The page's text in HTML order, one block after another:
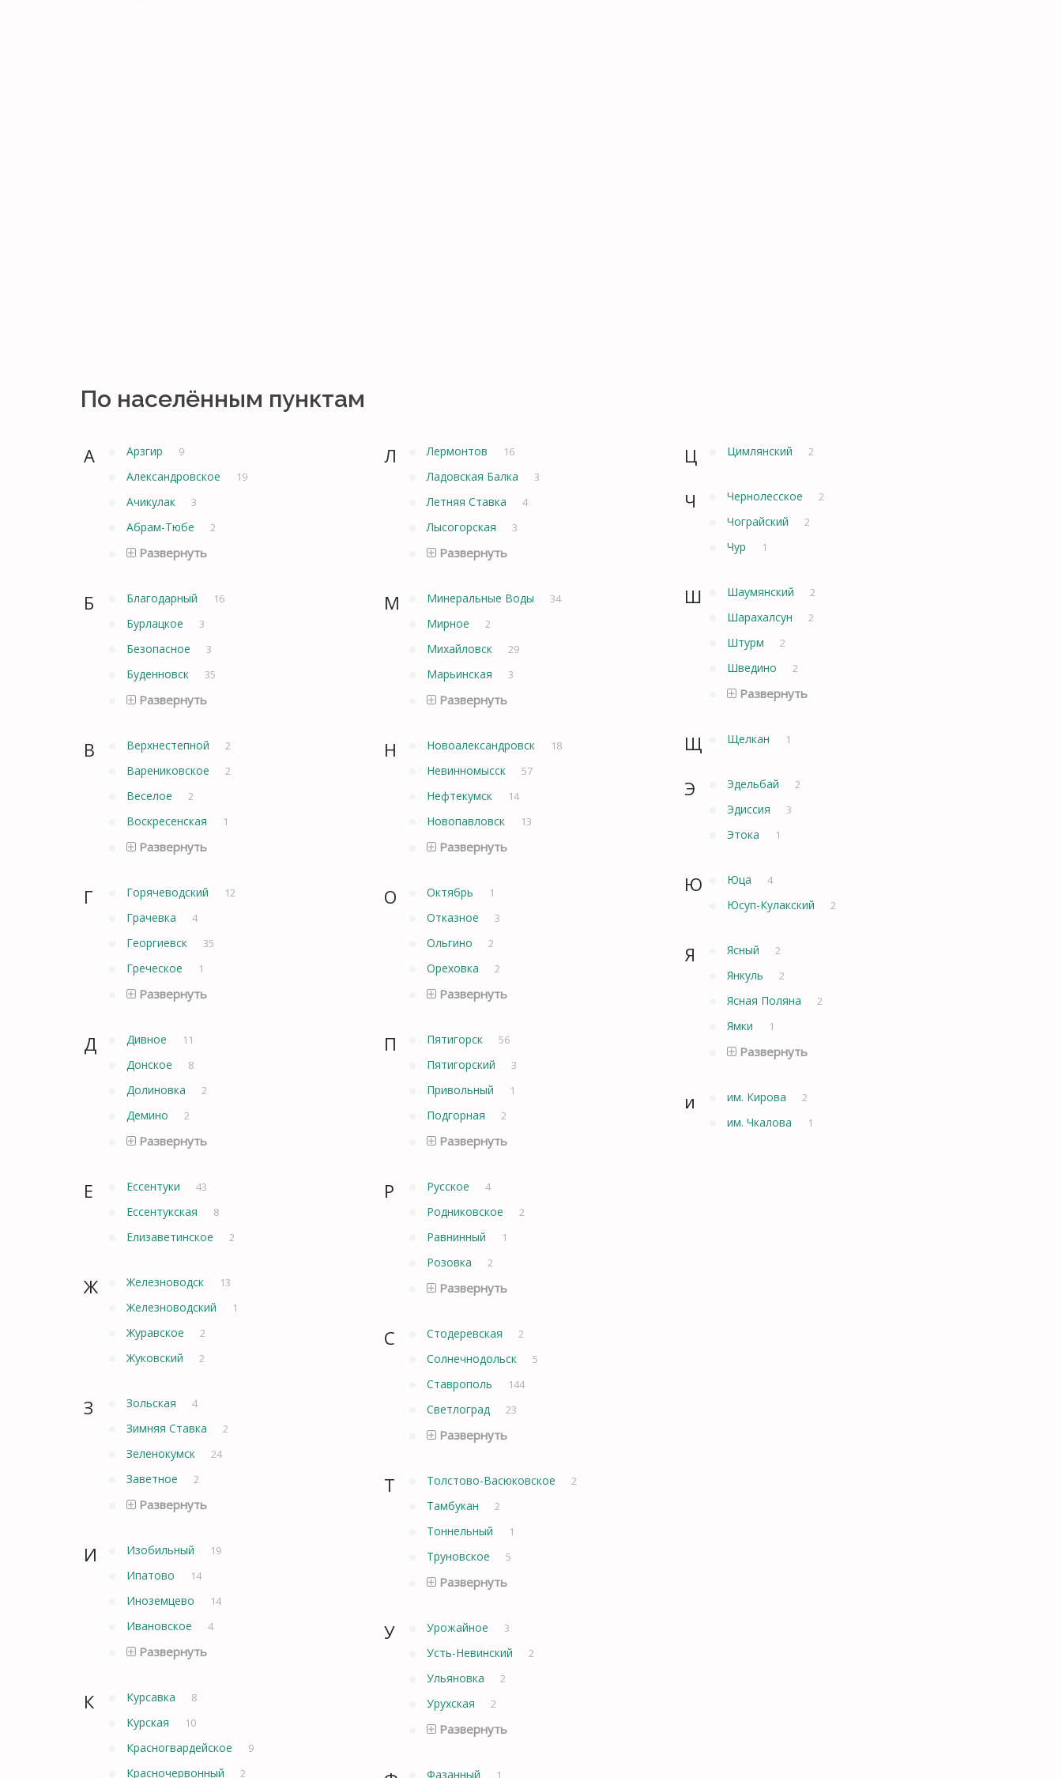
По населённым пунктам
А Арзгир 9
Александровское 19
Ачикулак 3
Абрам-Тюбе 2
Развернуть
Б Благодарный 16
Бурлацкое 3
Безопасное 3
Буденновск 35
Развернуть
В Верхнестепной 2
Варениковское 2
Веселое 2
Воскресенская 1
Развернуть
Г Горячеводский 12
Грачевка 4
Георгиевск 35
Греческое 1
Развернуть
Д Дивное 11
Донское 8
Долиновка 2
Демино 2
Развернуть
Е Ессентуки 43
Ессентукская 8
Елизаветинское 2
Ж Железноводск 13
Железноводский 1
Журавское 2
Жуковский 2
З Зольская 4
Зимняя Ставка 2
Зеленокумск 24
Заветное 2
Развернуть
И Изобильный 19
Ипатово 14
Иноземцево 14
Ивановское 4
Развернуть
К Курсавка 8
Курская 10
Красногвардейское 9
Красночервонный 2
Л Лермонтов 16
Ладовская Балка 3
Летняя Ставка 4
Лысогорская 3
Развернуть
М Минеральные Воды 34
Мирное 2
Михайловск 29
Марьинская 3
Развернуть
Н Новоалександровск 18
Невинномысск 57
Нефтекумск 14
Новопавловск 13
Развернуть
О Октябрь 1
Отказное 3
Ольгино 2
Ореховка 2
Развернуть
П Пятигорск 56
Пятигорский 3
Привольный 1
Подгорная 2
Развернуть
Р Русское 4
Родниковское 2
Равнинный 1
Розовка 2
Развернуть
С Стодеревская 2
Солнечнодольск 5
Ставрополь 144
Светлоград 23
Развернуть
Т Толстово-Васюковское 2
Тамбукан 2
Тоннельный 1
Труновское 5
Развернуть
У Урожайное 3
Усть-Невинский 2
Ульяновка 2
Урухская 2
Развернуть
Фазанный 1
Ц Цимлянский 2
Ч Чернолесское 2
Чограйский 2
Чур 1
Ш Шаумянский 2
Шарахалсун 2
Штурм 2
Шведино 2
Развернуть
Щ Щелкан 1
Э Эдельбай 2
Эдиссия 3
Этока 1
Ю Юца 4
Юсуп-Кулакский 2
Я Ясный 2
Янкуль 2
Ясная Поляна 2
Ямки 1
Развернуть
и им. Кирова 2
им. Чкалова 1